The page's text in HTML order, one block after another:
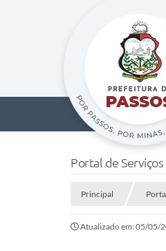
Portal de
Principal
Atualizado em: 05/05/